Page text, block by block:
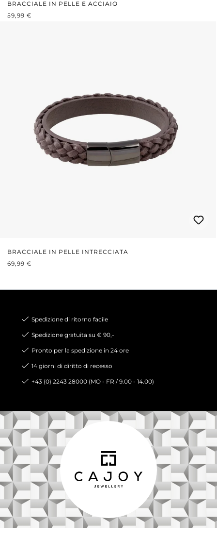
BRACCIALE IN PELLE E ACCIAIO
PREZZO NORMALE:
59,99 €
BRACCIALE IN PELLE INTRECCIATA
PREZZO NORMALE:
69,99 €
Spedizione di ritorno facile
Spedizione gratuita su € 90,-
Pronto per la spedizione in 24 ore
14 giorni di diritto di recesso
+43 (0) 2243 28000 (MO - FR / 9.00 - 14.00)